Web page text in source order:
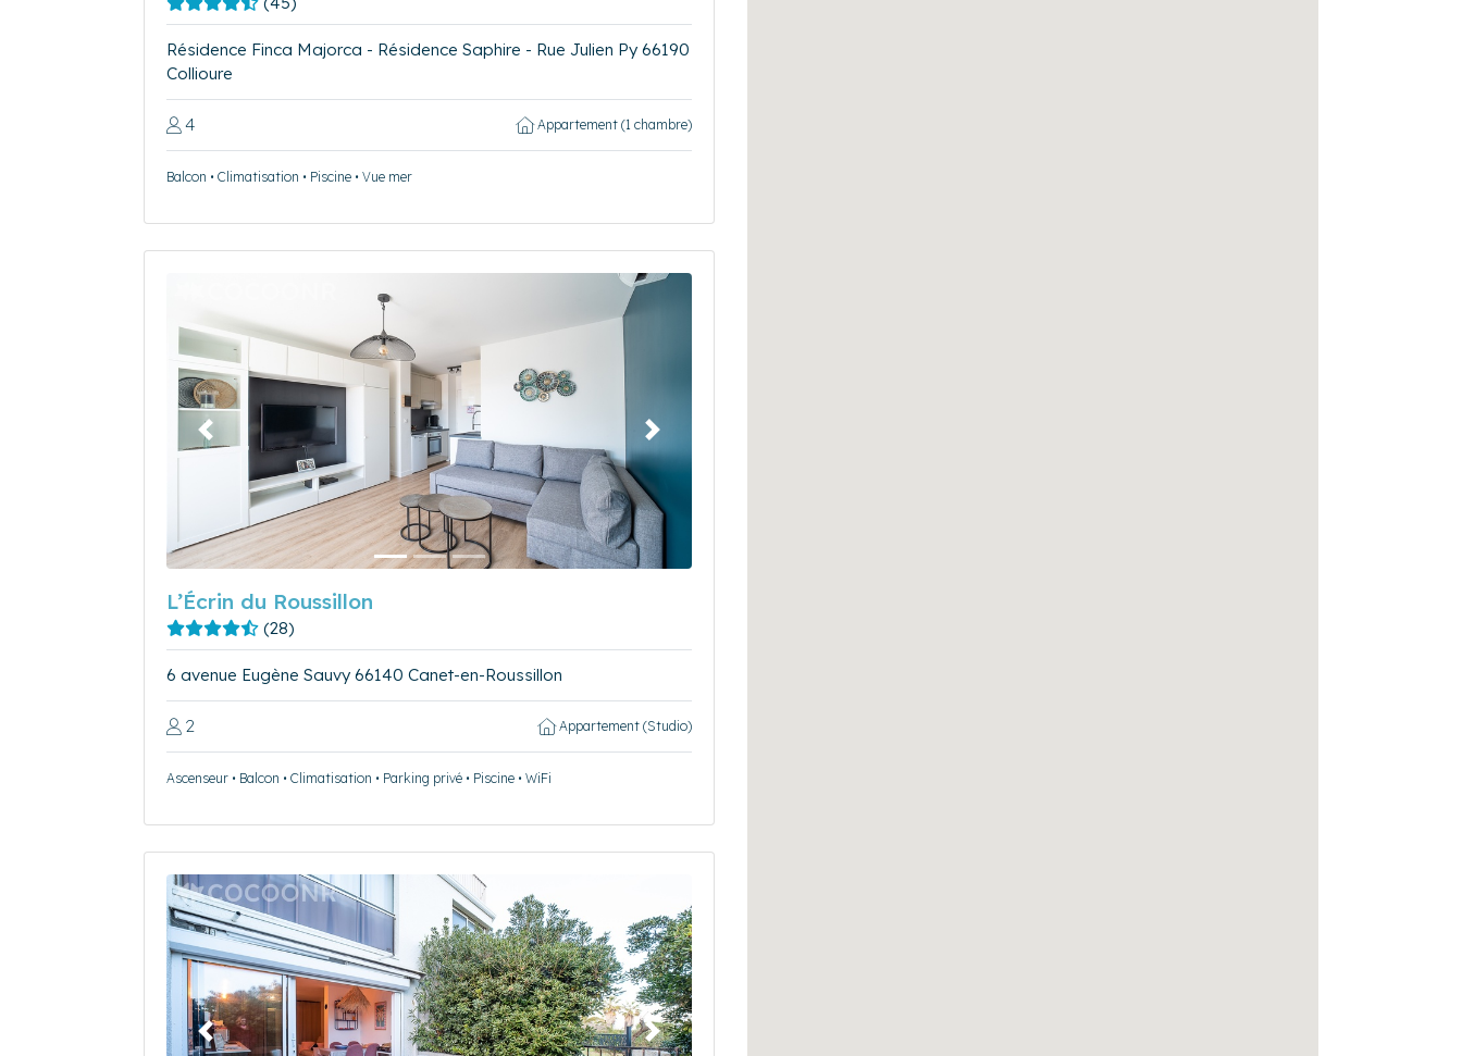
Résidence Finca Majorca - Résidence Saphire - Rue Julien Py 66190
Collioure
4 Appartement (1 chambre)
Balcon • Climatisation • Piscine • Vue mer
Précédent Suivant
L’Écrin du Roussillon
(28)
6 avenue Eugène Sauvy 66140 Canet-en-Roussillon
2 Appartement (Studio)
Ascenseur • Balcon • Climatisation • Parking privé • Piscine • WiFi
Précédent Suivant